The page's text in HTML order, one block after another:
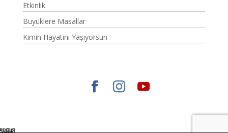
Etkinlik
Büyüklere Masallar
Kimin Hayatını Yaşıyorsun